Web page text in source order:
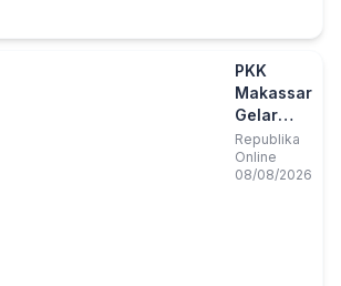
PKK
Makassar
Gelar
Kajian
Islam
Perkuat
Republika
Online
08/08/2026